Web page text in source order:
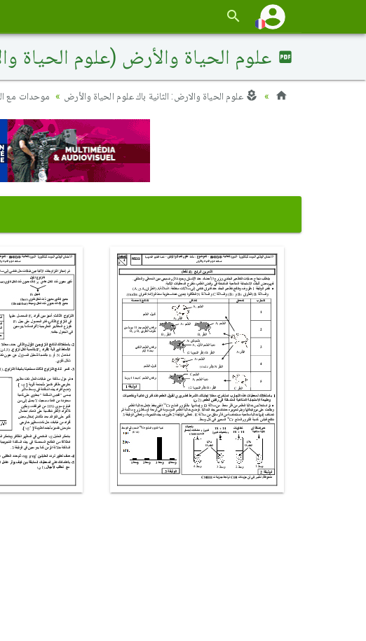
علوم الحياة والأرض (علوم الحياة والأرض) 2010 الدورة
علوم الحياة والارض: الثانية باك علوم الحياة والأرض موحدات مع